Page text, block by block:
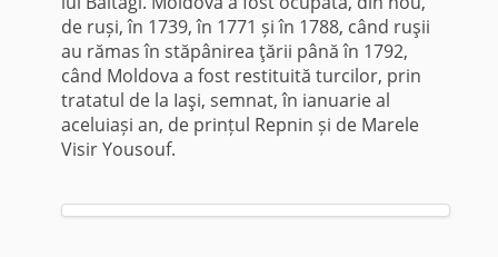
de ruși, în 1739, în 1771 și în 1788, când ruşii
au rămas în stăpânirea ţării până în 1792,
când Moldova a fost restituită turcilor, prin
tratatul de la Iaşi, semnat, în ianuarie al
aceluiași an, de prințul Repnin și de Marele
Visir Yousouf.